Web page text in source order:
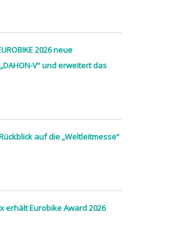
2026 neue
V“ und erweitert das
auf die „Weltleitmesse“
erhält Eurobike Award 2026